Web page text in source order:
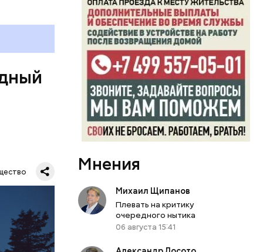
— в
Мнения
Михаил Щипанов
Плевать на критику
очередного нытика
06 августа 15:41